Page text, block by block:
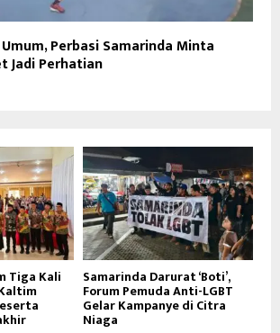
Perbasi Samarinda Minta
Jadi Perhatian
Tiga Kali Samarinda Darurat ‘Boti’,
Forum Pemuda Anti-LGBT
Gelar Kampanye di Citra
Niaga